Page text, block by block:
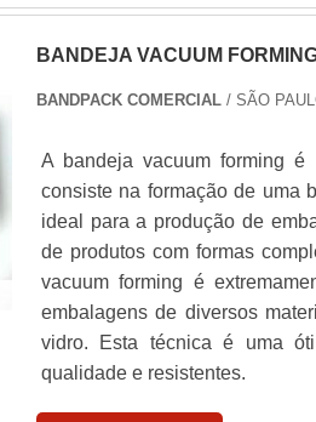
BANDEJA VACUUM
BANDPACK COMERCIAL / SÃO
A bandeja vacuum forming é
consiste na formação de uma
ideal para a produção de
de produtos com formas
vacuum forming é
embalagens de diversos
vidro. Esta técnica é uma
qualidade e resistentes.